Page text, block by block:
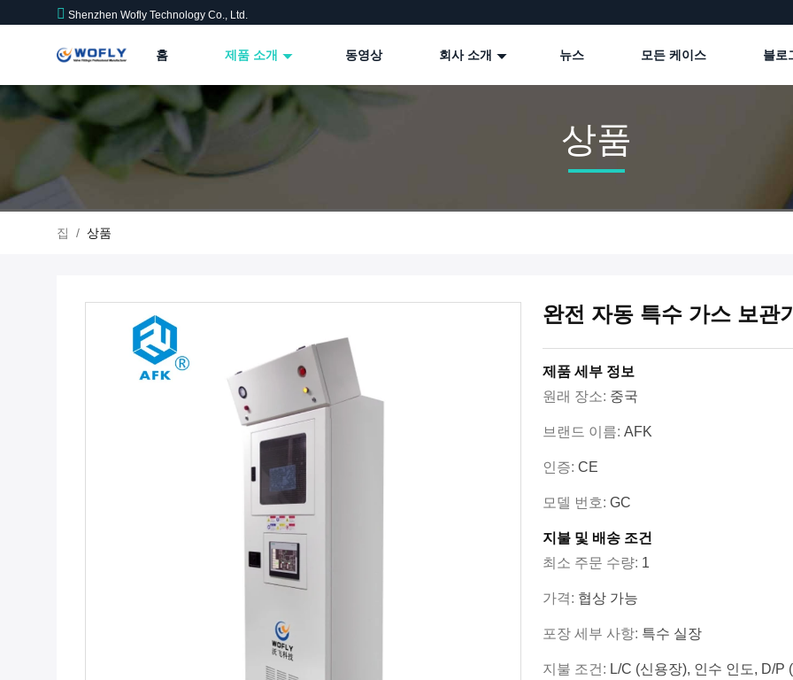
Shenzhen Wofly Technology Co., Ltd.
홈 제품 소개 동영상 회사 소개 뉴스 모든 케이스 블로
상품
집 / 상품
완전 자동 특수 가스 보관
제품 세부 정보
원래 장소: 중국
브랜드 이름: AFK
인증: CE
모델 번호: GC
지불 및 배송 조건
최소 주문 수량: 1
가격: 협상 가능
포장 세부 사항: 특수 실장
지불 조건: L/C (신용장), 인수 인도, D/P